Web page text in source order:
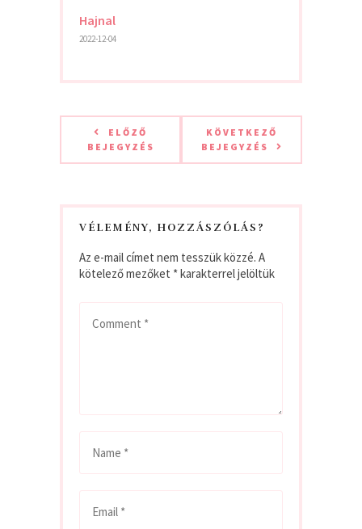
Hajnal
2022-12-04
ELŐZŐ
BEJEGYZÉS
KÖVETKEZŐ
BEJEGYZÉS
VÉLEMÉNY, HOZZÁSZÓLÁS?
Az e-mail címet nem tesszük közzé. A
kötelező mezőket *karakterrel jelöltük